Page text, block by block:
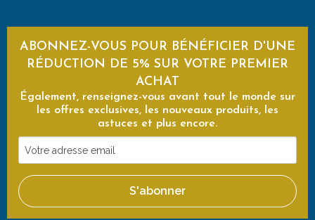
ABONNEZ-VOUS POUR BÉNÉFICIER D'UNE
RÉDUCTION DE 5% SUR VOTRE PREMIER
ACHAT
Également, renseignez-vous avant tout le monde sur
les offres exclusives, les nouveaux produits, les
astuces et plus encore.
Votre
adresse
email
S'abonner